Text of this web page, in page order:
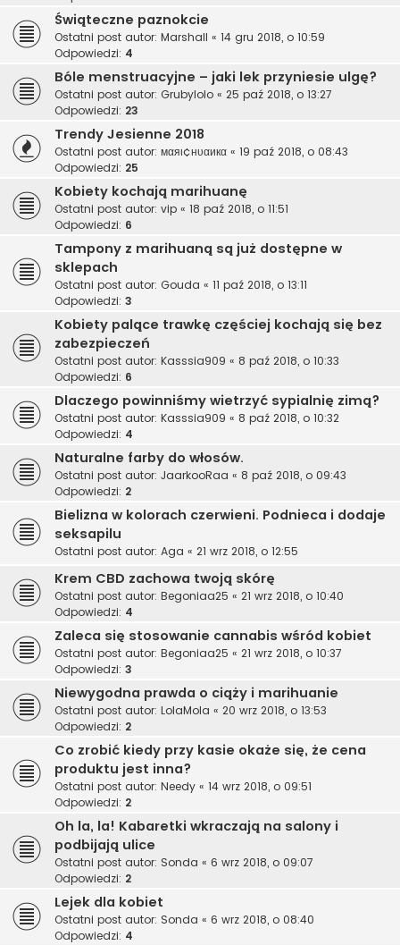
Świąteczne paznokcie
Ostatni post autor: Marshall « 14 gru 2018, o 10:59
Odpowiedzi: 4
Bóle menstruacyjne – jaki lek przyniesie ulgę?
Ostatni post autor: Grubylolo « 25 paź 2018, o 13:27
Odpowiedzi: 23
Trendy Jesienne 2018
Ostatni post autor: мαяι¢нυαикα « 19 paź 2018, o 08:43
Odpowiedzi: 25
Kobiety kochają marihuanę
Ostatni post autor: vip « 18 paź 2018, o 11:51
Odpowiedzi: 6
Tampony z marihuaną są już dostępne w
sklepach
Ostatni post autor: Gouda « 11 paź 2018, o 13:11
Odpowiedzi: 3
Kobiety palące trawkę częściej kochają się bez
zabezpieczeń
Ostatni post autor: Kasssia909 « 8 paź 2018, o 10:33
Odpowiedzi: 6
Dlaczego powinniśmy wietrzyć sypialnię zimą?
Ostatni post autor: Kasssia909 « 8 paź 2018, o 10:32
Odpowiedzi: 4
Naturalne farby do włosów.
Ostatni post autor: JaarkooRaa « 8 paź 2018, o 09:43
Odpowiedzi: 2
Bielizna w kolorach czerwieni. Podnieca i dodaje
seksapilu
Ostatni post autor: Aga « 21 wrz 2018, o 12:55
Krem CBD zachowa twoją skórę
Ostatni post autor: Begoniaa25 « 21 wrz 2018, o 10:40
Odpowiedzi: 4
Zaleca się stosowanie cannabis wśród kobiet
Ostatni post autor: Begoniaa25 « 21 wrz 2018, o 10:37
Odpowiedzi: 3
Niewygodna prawda o ciąży i marihuanie
Ostatni post autor: LolaMola « 20 wrz 2018, o 13:53
Odpowiedzi: 2
Co zrobić kiedy przy kasie okaże się, że cena
produktu jest inna?
Ostatni post autor: Needy « 14 wrz 2018, o 09:51
Odpowiedzi: 2
Oh la, la! Kabaretki wkraczają na salony i
podbijają ulice
Ostatni post autor: Sonda « 6 wrz 2018, o 09:07
Odpowiedzi: 2
Lejek dla kobiet
Ostatni post autor: Sonda « 6 wrz 2018, o 08:40
Odpowiedzi: 4